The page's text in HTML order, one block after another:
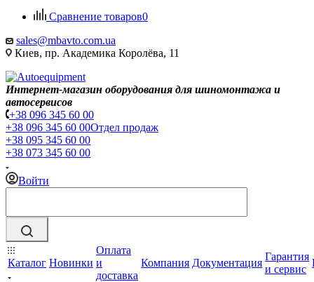
Сравнение товаров0
sales@mbavto.com.ua
Киев, пр. Академика Королёва, 11
Интернет-магазин оборудования для шиномонтажа и
автосервисов
+38 096 345 60 00
+38 096 345 60 00Отдел продаж
+38 095 345 60 00
+38 073 345 60 00
Войти
Каталог Новинки
Оплата
и
доставка
Компания Документация
Гарантия
и сервис